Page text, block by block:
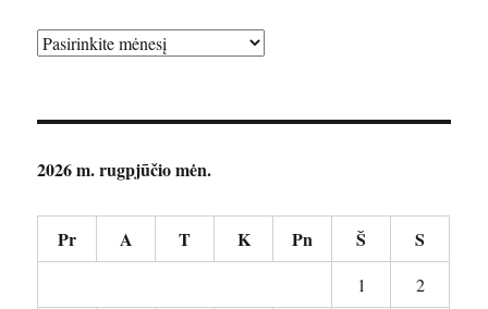
Archyvai
2026 m. rugpjūčio mėn.
Pr A T K Pn Š S
1
2